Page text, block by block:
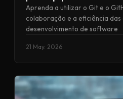
Aprenda a utilizar o Git e o
colaboração e a eficiência das
desenvolvimento de software
21 May. 2026